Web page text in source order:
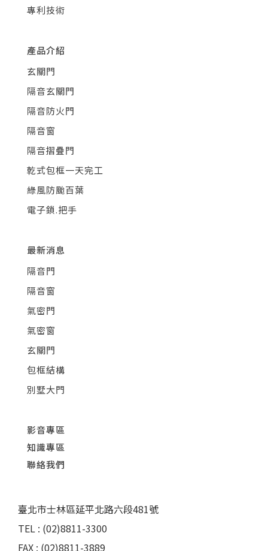
專利技術
產品介紹
玄關門
隔音玄關門
隔音防火門
隔音窗
隔音摺疊門
乾式包框一天完工
綠風防颱百葉
電子鎖.把手
最新消息
隔音門
隔音窗
氣密門
氣密窗
玄關門
包框結構
別墅大門
影音專區
知識專區
聯絡我們
臺北市士林區延平北路六段481號
TEL : (02)8811-3300
FAX : (02)8811-3889